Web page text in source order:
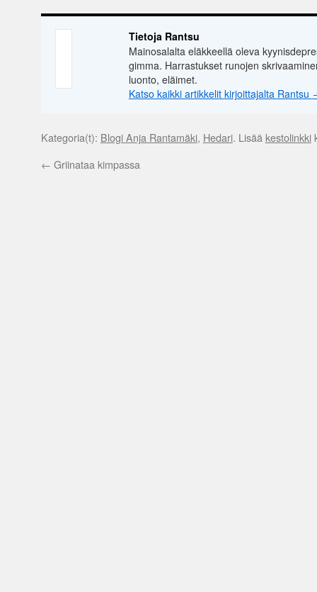
Tietoja Rantsu
Mainosalalta eläkkeellä oleva
gimma. Harrastukset runojen
luonto, eläimet.
Katso kaikki artikkelit kirjoittajalta Rantsu
Kategoria(t): Blogi Anja Rantamäki, Hedari. Lisää kestolinkki
← Griinataa kimpassa